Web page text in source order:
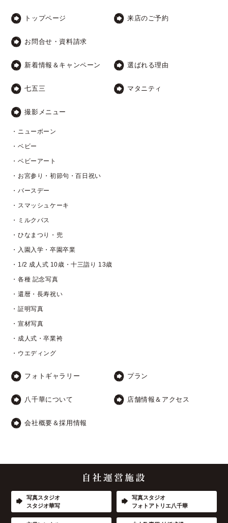
トップページ 来店のご予約
お問合せ・資料請求
新着情報＆キャンペーン 選ばれる理由
七五三 マタニティ
撮影メニュー
・ニューボーン
・ベビー
・ベビーアート
・お宮参り・初節句・百日祝い
・バースデー
・スマッシュケーキ
・ミルクバス
・ひなまつり・兜
・入園入学・卒園卒業
・1/2 成人式 10歳・十三詣り 13歳
・各種 記念写真
・還暦・長寿祝い
・証明写真
・宣材写真
・成人式・卒業袴
・ウエディング
フォトギャラリー プラン
八千華について 店舗情報＆アクセス
会社概要＆採用情報
写真スタジオ
スタジオ華写
写真スタジオ
フォトアトリエ八千華